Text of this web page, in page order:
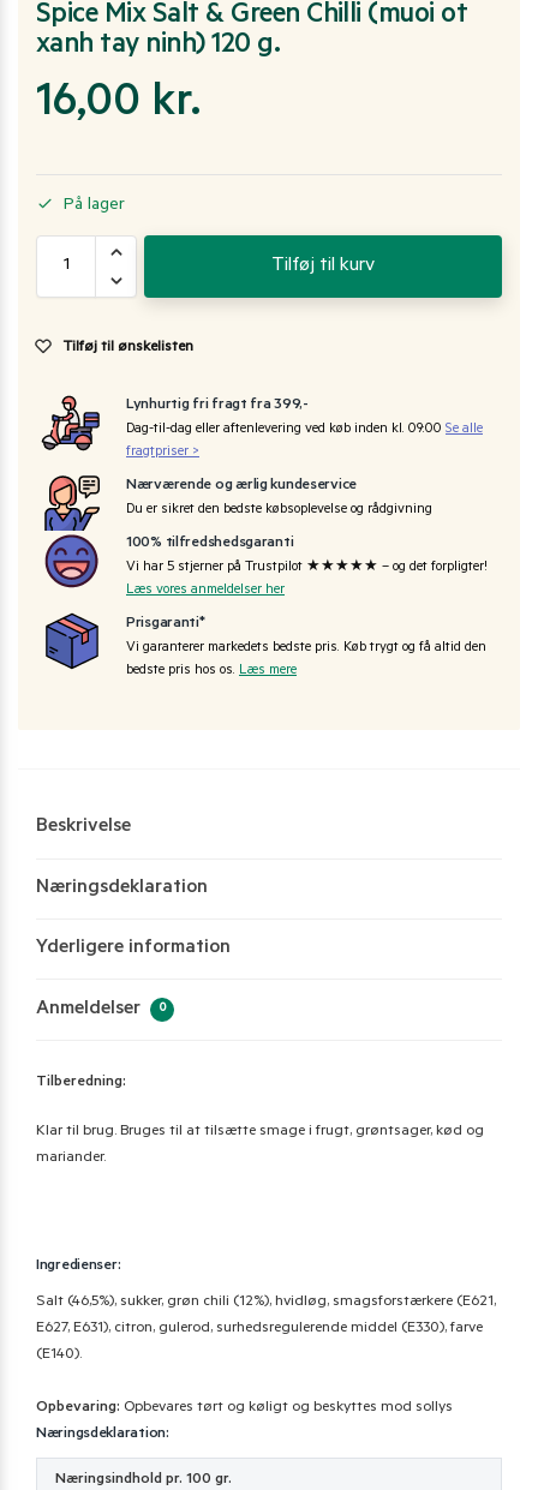
Spice Mix Salt & Green Chilli (muoi ot
xanh tay ninh) 120 g.
16,00 kr.
På lager
Tilføj til kurv
Tilføj til ønskelisten
Lynhurtig fri fragt fra 399,-
Dag-til-dag eller aftenlevering ved køb inden kl. 09:00 Se alle
fragtpriser >
Nærværende og ærlig kundeservice
Du er sikret den bedste købsoplevelse og rådgivning
100% tilfredshedsgaranti
Vi har 5 stjerner på Trustpilot ★★★★★ – og det forpligter!
Læs vores anmeldelser her
Prisgaranti*
Vi garanterer markedets bedste pris. Køb trygt og få altid den
bedste pris hos os. Læs mere
Beskrivelse
Næringsdeklaration
Yderligere information
Anmeldelser 0
Tilberedning:
Klar til brug. Bruges til at tilsætte smage i frugt, grøntsager, kød og
mariander.
Ingredienser:
Salt (46,5%), sukker, grøn chili (12%), hvidløg, smagsforstærkere (E621,
E627, E631), citron, gulerod, surhedsregulerende middel (E330), farve
(E140).
Opbevaring: Opbevares tørt og køligt og beskyttes mod sollys
Næringsdeklaration:
Næringsindhold pr. 100 gr.